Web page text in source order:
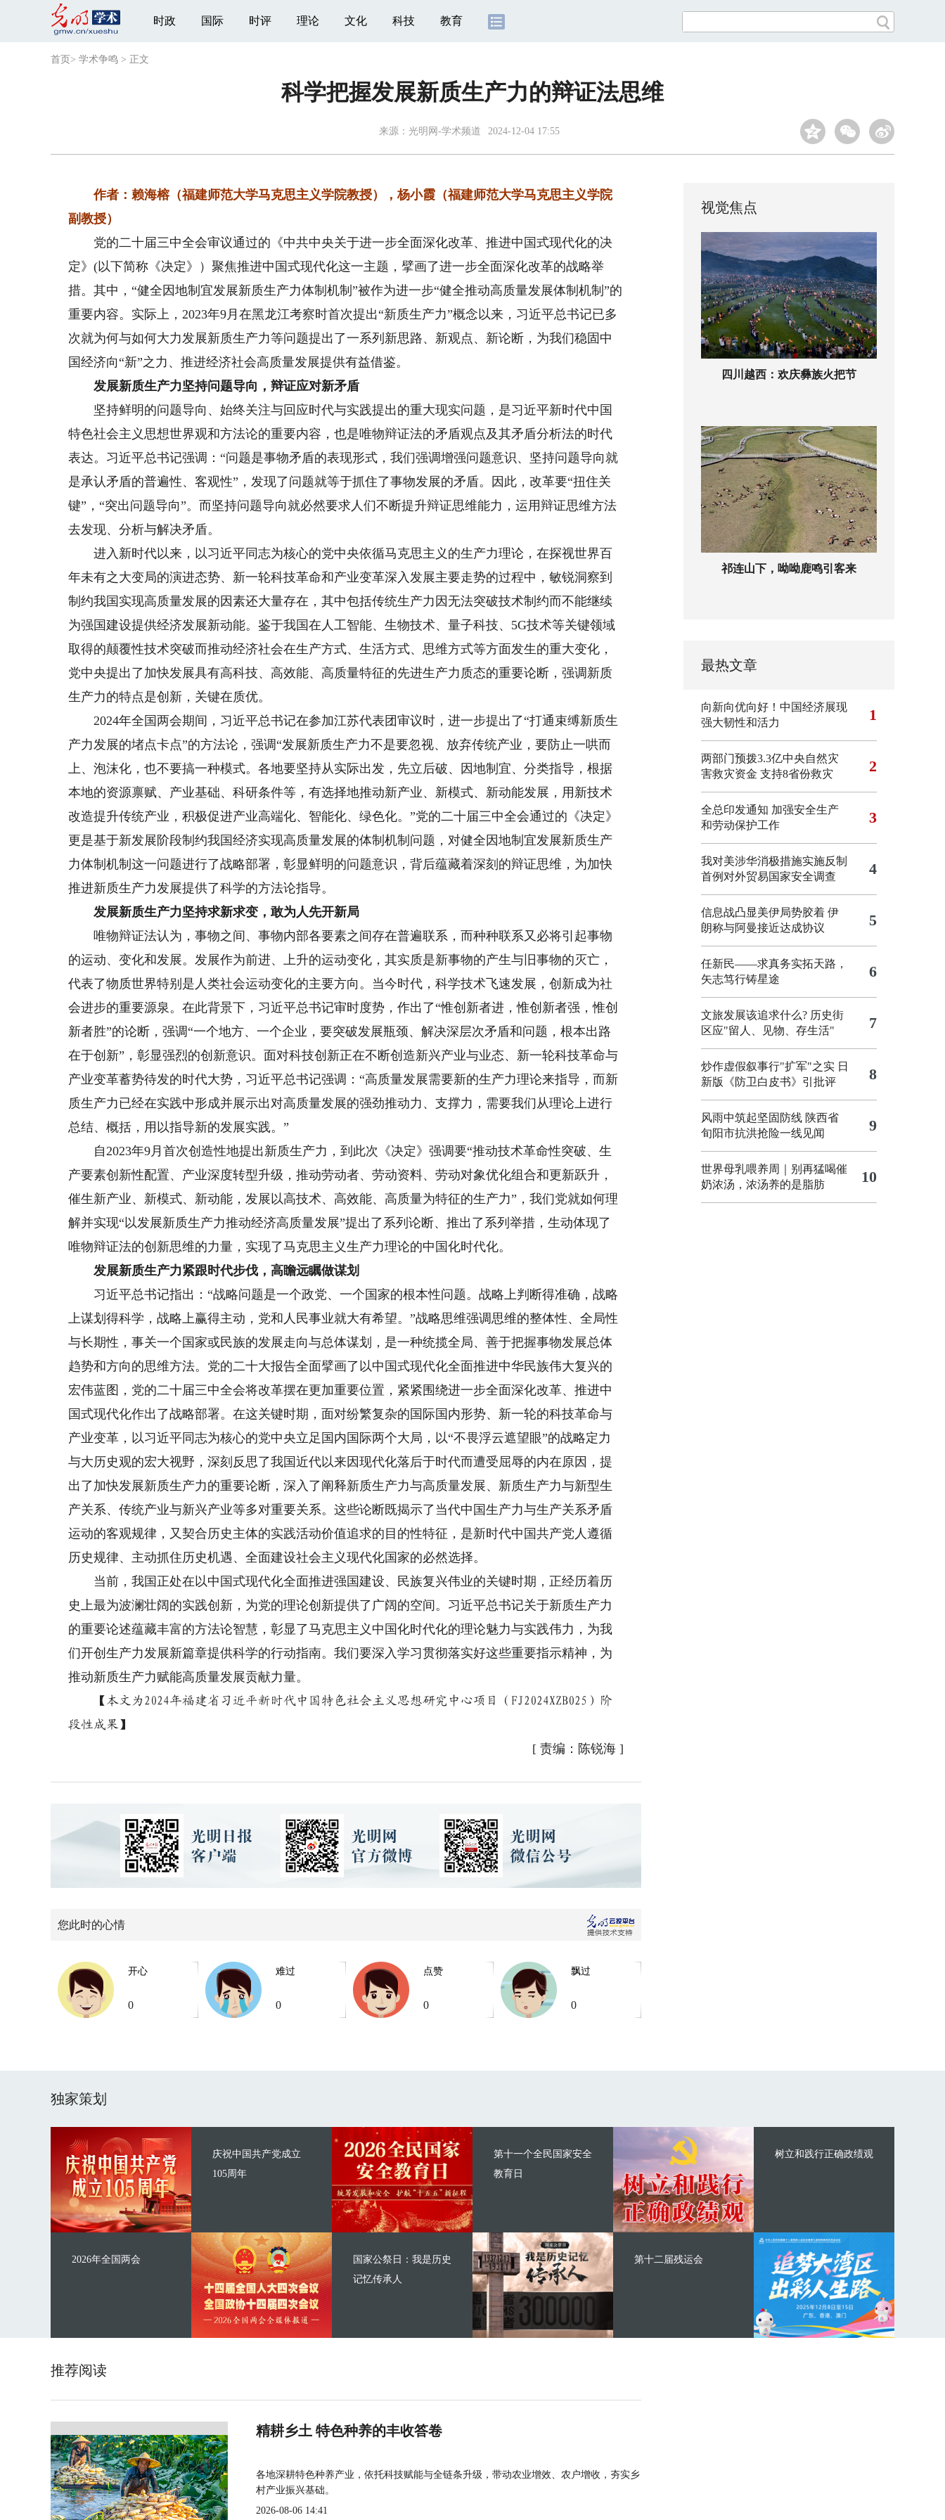
时政 国际 时评 理论 文化 科技 教育
首页 > 学术争鸣 > 正文
科学把握发展新质生产力的辩证法思维
来源： 光明网-学术频道 2024-12-04 17:55
作者：赖海榕（福建师范大学马克思主义学院教授），杨小霞（福建师范大学马克思主义学院
副教授）
党的二十届三中全会审议通过的《中共中央关于进一步全面深化改革、推进中国式现代化的决
定》(以下简称《决定》）聚焦推进中国式现代化这一主题，擘画了进一步全面深化改革的战略举
措。其中，“健全因地制宜发展新质生产力体制机制”被作为进一步“健全推动高质量发展体制机制”的
重要内容。实际上，2023年9月在黑龙江考察时首次提出“新质生产力”概念以来，习近平总书记已多
次就为何与如何大力发展新质生产力等问题提出了一系列新思路、新观点、新论断，为我们稳固中
国经济向“新”之力、推进经济社会高质量发展提供有益借鉴。
发展新质生产力坚持问题导向，辩证应对新矛盾
坚持鲜明的问题导向、始终关注与回应时代与实践提出的重大现实问题，是习近平新时代中国
特色社会主义思想世界观和方法论的重要内容，也是唯物辩证法的矛盾观点及其矛盾分析法的时代
表达。习近平总书记强调：“问题是事物矛盾的表现形式，我们强调增强问题意识、坚持问题导向就
是承认矛盾的普遍性、客观性”，发现了问题就等于抓住了事物发展的矛盾。因此，改革要“扭住关
键”，“突出问题导向”。而坚持问题导向就必然要求人们不断提升辩证思维能力，运用辩证思维方法
去发现、分析与解决矛盾。
进入新时代以来，以习近平同志为核心的党中央依循马克思主义的生产力理论，在探视世界百
年未有之大变局的演进态势、新一轮科技革命和产业变革深入发展主要走势的过程中，敏锐洞察到
制约我国实现高质量发展的因素还大量存在，其中包括传统生产力因无法突破技术制约而不能继续
为强国建设提供经济发展新动能。鉴于我国在人工智能、生物技术、量子科技、5G技术等关键领域
取得的颠覆性技术突破而推动经济社会在生产方式、生活方式、思维方式等方面发生的重大变化，
党中央提出了加快发展具有高科技、高效能、高质量特征的先进生产力质态的重要论断，强调新质
生产力的特点是创新，关键在质优。
2024年全国两会期间，习近平总书记在参加江苏代表团审议时，进一步提出了“打通束缚新质生
产力发展的堵点卡点”的方法论，强调“发展新质生产力不是要忽视、放弃传统产业，要防止一哄而
上、泡沫化，也不要搞一种模式。各地要坚持从实际出发，先立后破、因地制宜、分类指导，根据
本地的资源禀赋、产业基础、科研条件等，有选择地推动新产业、新模式、新动能发展，用新技术
改造提升传统产业，积极促进产业高端化、智能化、绿色化。”党的二十届三中全会通过的《决定》
更是基于新发展阶段制约我国经济实现高质量发展的体制机制问题，对健全因地制宜发展新质生产
力体制机制这一问题进行了战略部署，彰显鲜明的问题意识，背后蕴藏着深刻的辩证思维，为加快
推进新质生产力发展提供了科学的方法论指导。
发展新质生产力坚持求新求变，敢为人先开新局
唯物辩证法认为，事物之间、事物内部各要素之间存在普遍联系，而种种联系又必将引起事物
的运动、变化和发展。发展作为前进、上升的运动变化，其实质是新事物的产生与旧事物的灭亡，
代表了物质世界特别是人类社会运动变化的主要方向。当今时代，科学技术飞速发展，创新成为社
会进步的重要源泉。在此背景下，习近平总书记审时度势，作出了“惟创新者进，惟创新者强，惟创
新者胜”的论断，强调“一个地方、一个企业，要突破发展瓶颈、解决深层次矛盾和问题，根本出路
在于创新”，彰显强烈的创新意识。面对科技创新正在不断创造新兴产业与业态、新一轮科技革命与
产业变革蓄势待发的时代大势，习近平总书记强调：“高质量发展需要新的生产力理论来指导，而新
质生产力已经在实践中形成并展示出对高质量发展的强劲推动力、支撑力，需要我们从理论上进行
总结、概括，用以指导新的发展实践。”
自2023年9月首次创造性地提出新质生产力，到此次《决定》强调要“推动技术革命性突破、生
产要素创新性配置、产业深度转型升级，推动劳动者、劳动资料、劳动对象优化组合和更新跃升，
催生新产业、新模式、新动能，发展以高技术、高效能、高质量为特征的生产力”，我们党就如何理
解并实现“以发展新质生产力推动经济高质量发展”提出了系列论断、推出了系列举措，生动体现了
唯物辩证法的创新思维的力量，实现了马克思主义生产力理论的中国化时代化。
发展新质生产力紧跟时代步伐，高瞻远瞩做谋划
习近平总书记指出：“战略问题是一个政党、一个国家的根本性问题。战略上判断得准确，战略
上谋划得科学，战略上赢得主动，党和人民事业就大有希望。”战略思维强调思维的整体性、全局性
与长期性，事关一个国家或民族的发展走向与总体谋划，是一种统揽全局、善于把握事物发展总体
趋势和方向的思维方法。党的二十大报告全面擘画了以中国式现代化全面推进中华民族伟大复兴的
宏伟蓝图，党的二十届三中全会将改革摆在更加重要位置，紧紧围绕进一步全面深化改革、推进中
国式现代化作出了战略部署。在这关键时期，面对纷繁复杂的国际国内形势、新一轮的科技革命与
产业变革，以习近平同志为核心的党中央立足国内国际两个大局，以“不畏浮云遮望眼”的战略定力
与大历史观的宏大视野，深刻反思了我国近代以来因现代化落后于时代而遭受屈辱的内在原因，提
出了加快发展新质生产力的重要论断，深入了阐释新质生产力与高质量发展、新质生产力与新型生
产关系、传统产业与新兴产业等多对重要关系。这些论断既揭示了当代中国生产力与生产关系矛盾
运动的客观规律，又契合历史主体的实践活动价值追求的目的性特征，是新时代中国共产党人遵循
历史规律、主动抓住历史机遇、全面建设社会主义现代化国家的必然选择。
当前，我国正处在以中国式现代化全面推进强国建设、民族复兴伟业的关键时期，正经历着历
史上最为波澜壮阔的实践创新，为党的理论创新提供了广阔的空间。习近平总书记关于新质生产力
的重要论述蕴藏丰富的方法论智慧，彰显了马克思主义中国化时代化的理论魅力与实践伟力，为我
们开创生产力发展新篇章提供科学的行动指南。我们要深入学习贯彻落实好这些重要指示精神，为
推动新质生产力赋能高质量发展贡献力量。
【本文为2024年福建省习近平新时代中国特色社会主义思想研究中心项目（FJ2024XZB025）阶
段性成果】
[ 责编：陈锐海]
您此时的心情
开心
0
难过
0
点赞
0
飘过
0
视觉焦点
四川越西：欢庆彝族火把节
祁连山下，呦呦鹿鸣引客来
最热文章
向新向优向好！中国经济展现
强大韧性和活力
1
两部门预拨3.3亿中央自然灾
害救灾资金 支持8省份救灾
2
全总印发通知 加强安全生产
和劳动保护工作
3
我对美涉华消极措施实施反制
首例对外贸易国家安全调查
4
信息战凸显美伊局势胶着 伊
朗称与阿曼接近达成协议
5
任新民——求真务实拓天路，
矢志笃行铸星途
6
文旅发展该追求什么? 历史街
区应"留人、见物、存生活"
7
炒作虚假叙事行"扩军"之实 日
新版《防卫白皮书》引批评
8
风雨中筑起坚固防线 陕西省
旬阳市抗洪抢险一线见闻
9
世界母乳喂养周｜别再猛喝催
奶浓汤，浓汤养的是脂肪
10
独家策划
庆祝中国共产党成立
105周年
2026年全国两会
第十一个全民国家安全
教育日
国家公祭日：我是历史
记忆传承人
树立和践行正确政绩观
第十二届残运会
推荐阅读
精耕乡土 特色种养的丰收答卷
各地深耕特色种养产业，依托科技赋能与全链条升级，带动农业增效、农户增收，夯实乡
村产业振兴基础。
2026-08-06 14:41